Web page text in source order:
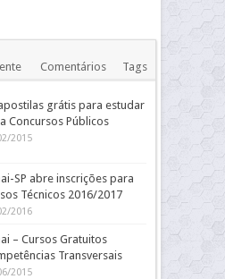
Comentários Tags
grátis para estudar
Concursos Públicos
2015
SP abre inscrições para
Técnicos 2016/2017
2016
– Cursos Gratuitos
Transversais
2015